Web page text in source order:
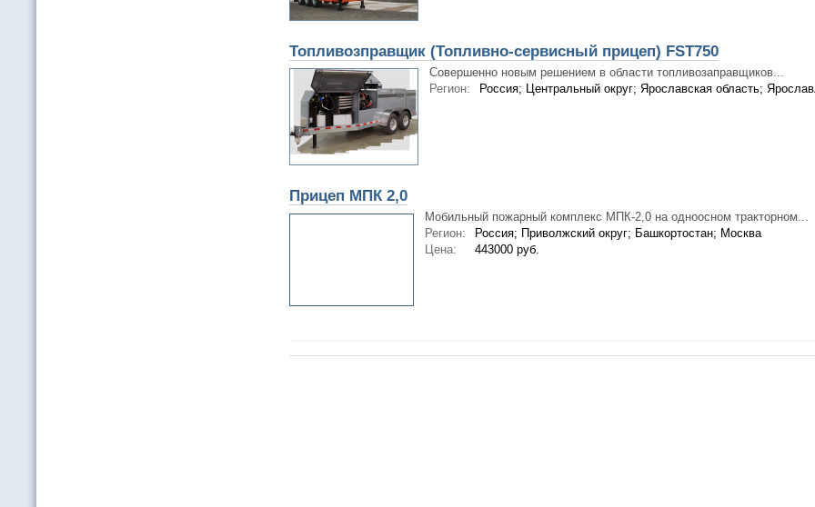
Топливозправщик (Топливно-сервисный прицеп) FST750
Совершенно новым решением в области топливозаправщиков...
Регион:
Россия; Центральный округ; Ярославская область;
Прицеп МПК 2,0
Мобильный пожарный комплекс МПК-2,0 на одноосном тракторном...
Регион:
Россия; Приволжский округ; Башкортостан; Москва
Цена:
443000 руб.